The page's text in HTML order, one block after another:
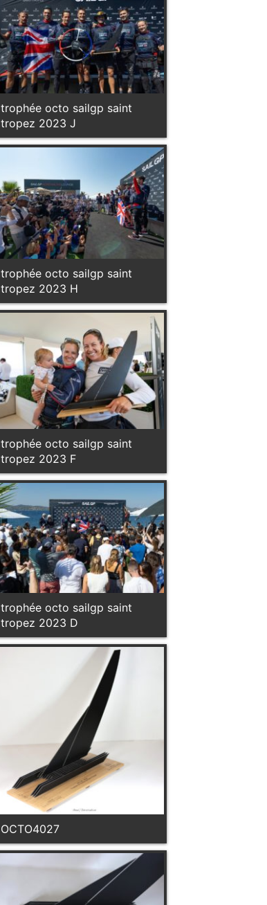
trophée octo sailgp saint
tropez 2023 J
trophée octo sailgp saint
tropez 2023 H
trophée octo sailgp saint
tropez 2023 F
trophée octo sailgp saint
tropez 2023 D
OCTO4027